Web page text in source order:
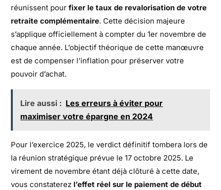
réunissent pourfixer le taux de revalorisation de votre
retraite complémentaire. Cette décision majeure
s’applique officiellement à compter du 1er novembre de
chaque année. L’objectif théorique de cette manœuvre
est de compenser l’inflation pour préserver votre
pouvoir d’achat.
Lire aussi : Les erreurs à éviter pour
maximiser votre épargne en 2024
Pour l’exercice 2025, le verdict définitif tombera lors de
la réunion stratégique prévue le 17 octobre 2025. Le
virement de novembre étant déjà clôturé à cette date,
vous constaterez l’effet réel sur le paiement de début